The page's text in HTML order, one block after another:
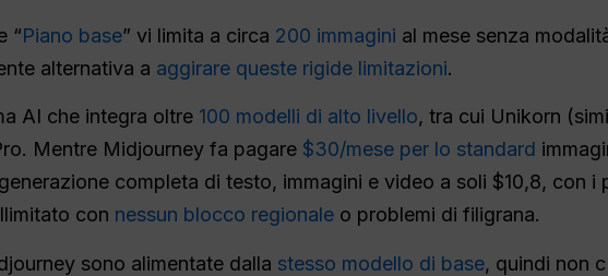
“Piano base” vi limita a circa 200 immagini al mese senza
alternativa a aggirare queste rigide limitazioni.
AI che integra oltre 100 modelli di alto livello, tra cui Unikorn
Mentre Midjourney fa pagare $30/mese per lo standard
completa di testo, immagini e video a soli $10,8, con i
con nessun blocco regionale o problemi di filigrana.
sono alimentate dalla stesso modello di base, quindi non